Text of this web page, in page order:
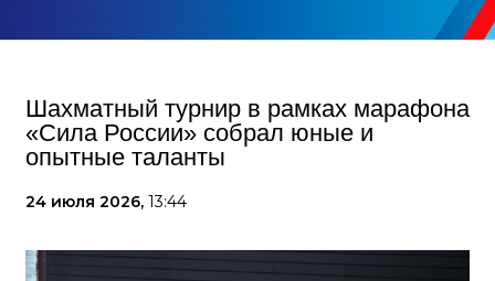
Шахматный турнир в рамках марафона
«Сила России» собрал юные и
опытные таланты
24 июля 2026, 13:44